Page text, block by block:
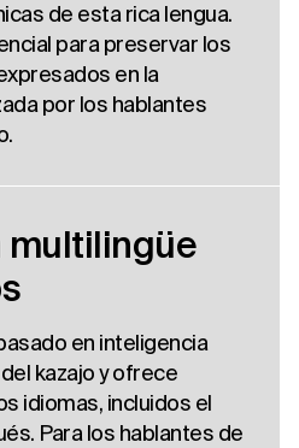
de esta rica lengua.
para preservar los
en la
por los hablantes
multilingüe
en inteligencia
kazajo y ofrece
idiomas, incluidos el
Para los hablantes de